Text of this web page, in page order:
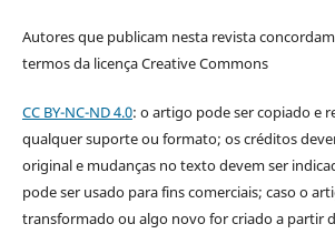
Autores que publicam nesta revista
termos da licença Creative Commons
CC BY-NC-ND 4.0: o artigo pode ser copiado e
qualquer suporte ou formato; os créditos
original e mudanças no texto devem ser
pode ser usado para fins comerciais; caso o
transformado ou algo novo for criado a partir